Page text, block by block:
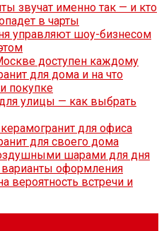
звучат именно так — и кто
в чарты
управляют шоу-бизнесом
доступен каждому
для дома и на что
покупке
улицы — как выбрать
для офиса
для своего дома
шарами для дня
оформления
вероятность встречи и